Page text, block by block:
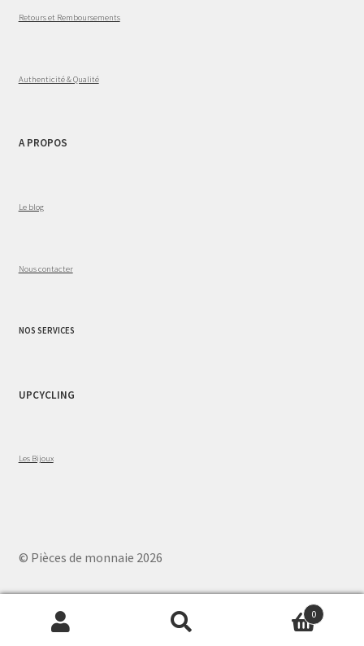
Retours et Remboursements
Authenticité & Qualité
A PROPOS
Le blog
Nous contacter
NOS SERVICES
UPCYCLING
Les Bijoux
© Pièces de monnaie 2026
Recherche
0